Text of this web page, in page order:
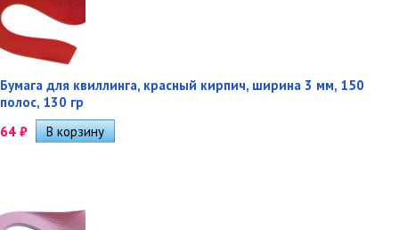
Бумага для квиллинга, красный кирпич, ширина 3 мм, 150
полос, 130 гр
64 ₽